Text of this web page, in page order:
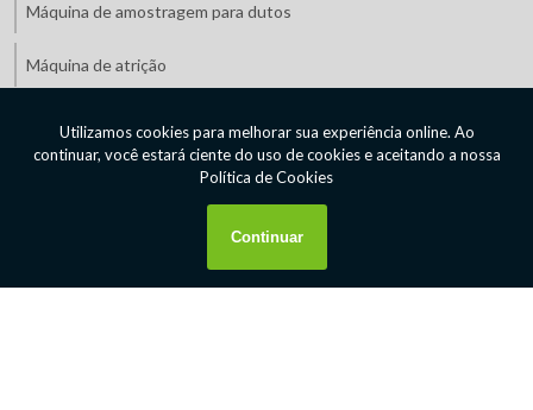
Máquina de amostragem para dutos
Máquina de atrição
Máquinas de mineração valor